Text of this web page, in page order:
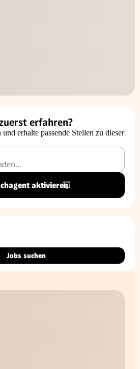
erfahren?
erhalte passende Stellen zu dieser
aktivieren
Jobs suchen